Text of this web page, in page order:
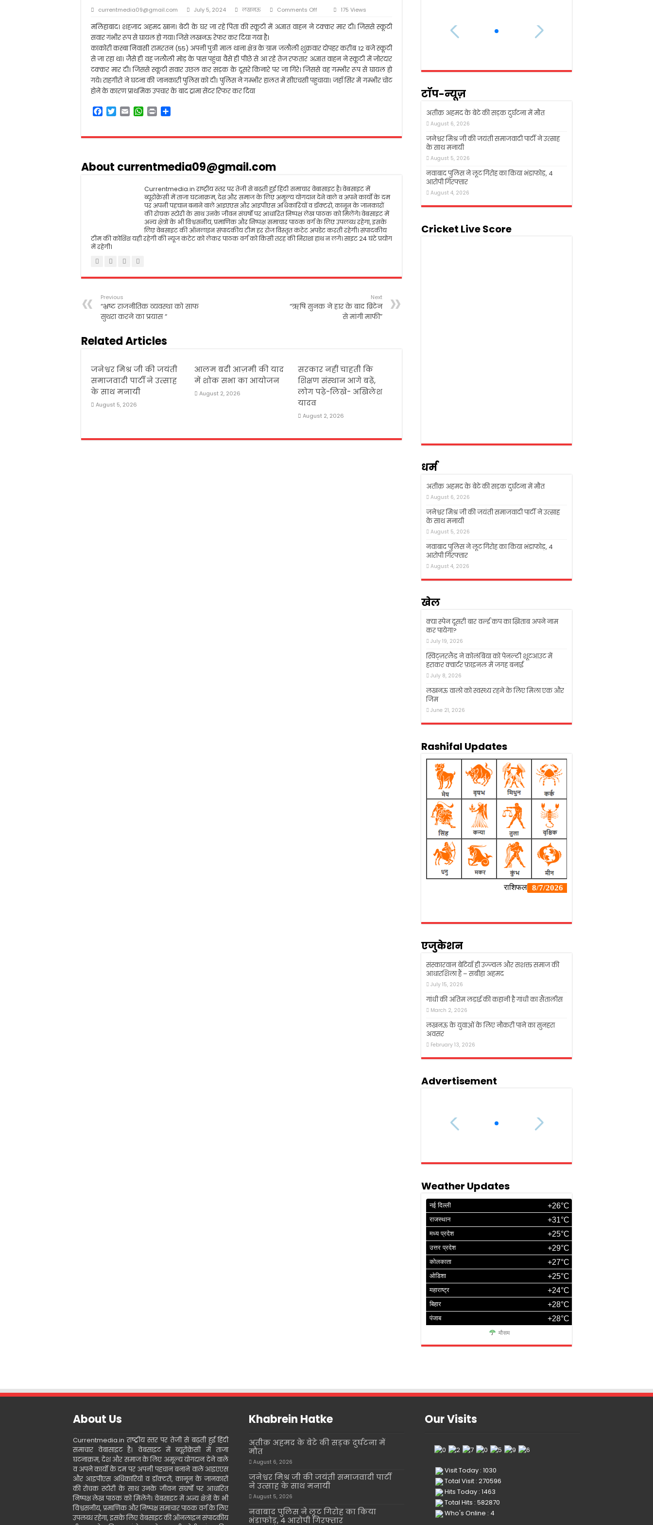
सरकार नहीं चाहती कि शिक्षण संस्थान आगे बढ़ें, लोग पढ़े-लिखे- अखिलेश यादव
स्कूल से घर लौट रहे छात्र की सडक हादसा में दर्दनाक मौत
currentmedia09@gmail.com July 5, 2024 लखनऊ Comments Off
सवार
वाहन
ने
मारी
टक्कर,
हालत
175 Views
मलिहाबाद। शहजाद अहमद खान। बेटी के घर जा रहे पिता की स्कूटी में अज्ञात वाहन ने टक्कर मार दी। जिससे स्कूटी
सवार गंभीर रूप से घायल हो गया। जिसे लखनऊ रेफर कर दिया गया है।
काकोरी कस्बा निवासी रामरतन (55) अपनी पुत्री माल थाना क्षेत्र के ग्राम जलौली शुक्रवार दोपहर करीब 12 बजे स्कूटी
से जा रहा था। जैसे ही वह जलौली मोड़ के पास पहुंचा वैसे ही पीछे से आ रहे तेज रफतार अज्ञात वाहन ने स्कूटी में जोरदार
टक्कर मार दी। जिससे स्कूटी सवार उछल कर सड़क के दूसरे किनारे पर जा गिरे। जिससे वह गम्भीर रूप से घायल हो
गये। राहगीरो ने घटना की जानकारी पुलिस को दी। पुलिस ने गम्भीर हालत में सीएचसी पहुचाया। जहाँ सिर में गम्भीर चोट
होने के कारण प्राथमिक उपचार के बाद ट्रामा सेंटर रिफर कर दिया
F
e
o
T
t
r
E
i
W
t
p
P
n
r
About currentmedia09@gmail.com
Currentmedia.in राष्ट्रीय स्तर पर तेजी से बढ़ती हुई हिंदी समाचार वेबासाइट है। वेबसाइट में
ब्यूरोक्रेसी में ताजा घटनाक्रम, देश और समाज के लिए अमूल्य योगदान देने वाले व अपने कार्यो के दम
पर अपनी पहचान बनाने वाले आइएएस और आइपीएस अधिकारियों व डॉक्टरो, कानून के जानकारों
की रोचक स्टोरी के साथ उनके जीवन संघर्षो पर आधारित निष्पक्ष लेख पाठक को मिलेंगे। वेबसाइट में
अन्य क्षेत्रों के भी विश्वसनीय, प्रमाणिक और निष्पक्ष समाचार पाठक वर्ग के लिए उपलब्ध रहेगा, इसके
लिए वेबसाइट की ऑनलाइन संपादकीय टीम हर रोज विस्तृत कंटेट अपडेट करती रहेगी। संपादकीय
टीम की कोशिश यही रहेगी की न्यूज कंटेट को लेकर पाठक वर्ग को किसी तरह की निराशा हाथ न लगे। साइट 24 घंटे प्रयोग
में रहेगी।
Previous
“भ्रष्ट राजनीतिक व्यवस्था को साफ
सुथरा करने का प्रयास “
Next
“ऋषि सुनक ने हार के बाद ब्रिटेन
से मांगी माफी”
Related Articles
जनेश्वर मिश्र जी की जयंती
समाजवादी पार्टी ने उत्साह
के साथ मनायी
August 5, 2026
आलम बदी आज़मी की याद
में शोक सभा का आयोजन
August 2, 2026
सरकार नहीं चाहती कि
शिक्षण संस्थान आगे बढ़ें,
लोग पढ़े-लिखे- अखिलेश
यादव
August 2, 2026
टॉप-न्यूज़
अतीक़ अहमद के बेटे की सड़क दुर्घटना में मौत
August 6, 2026
जनेश्वर मिश्र जी की जयंती समाजवादी पार्टी ने उत्साह
के साथ मनायी
August 5, 2026
नवाबाद पुलिस ने लूट गिरोह का किया भंडाफोड़, 4
आरोपी गिरफ्तार
August 4, 2026
Cricket Live Score
धर्म
अतीक़ अहमद के बेटे की सड़क दुर्घटना में मौत
August 6, 2026
जनेश्वर मिश्र जी की जयंती समाजवादी पार्टी ने उत्साह
के साथ मनायी
August 5, 2026
नवाबाद पुलिस ने लूट गिरोह का किया भंडाफोड़, 4
आरोपी गिरफ्तार
August 4, 2026
खेल
क्या स्पेन दूसरी बार वर्ल्ड कप का ख़िताब अपने नाम
कर पायेगा?
July 19, 2026
स्विट्ज़रलैंड ने कोलंबिया को पेनल्टी शूटआउट में
हराकर क्वार्टर फ़ाइनल में जगह बनाई
July 8, 2026
लखनऊ वालो को स्वस्थ्य रहने के लिए मिला एक और
जिम
June 21, 2026
Rashifal Updates
एजुकेशन
संस्कारवान बेटियाँ ही उज्ज्वल और सशक्त समाज की
आधारशिला हैं – सबीहा अहमद
July 15, 2026
गांधी की अंतिम लड़ाई की कहानी है गांधी का सैंतालीस
March 2, 2026
लखनऊ के युवाओं के लिए नौकरी पाने का सुनहरा
अवसर
February 13, 2026
Advertisement
Weather Updates
नई दिल्ली +26°C
राजस्थान +31°C
मध्य प्रदेश +25°C
उत्तर प्रदेश +29°C
कोलकाता +27°C
ओडिशा +25°C
महाराष्ट्र +24°C
बिहार +28°C
पंजाब +28°C
मौसम
About Us
Currentmedia.in राष्ट्रीय स्तर पर तेजी से बढ़ती हुई हिंदी
समाचार वेबासाइट है। वेबसाइट में ब्यूरोक्रेसी में ताजा
घटनाक्रम, देश और समाज के लिए अमूल्य योगदान देने वाले
व अपने कार्यो के दम पर अपनी पहचान बनाने वाले आइएएस
और आइपीएस अधिकारियों व डॉक्टरो, कानून के जानकारों
की रोचक स्टोरी के साथ उनके जीवन संघर्षो पर आधारित
निष्पक्ष लेख पाठक को मिलेंगे। वेबसाइट में अन्य क्षेत्रों के भी
विश्वसनीय, प्रमाणिक और निष्पक्ष समाचार पाठक वर्ग के लिए
उपलब्ध रहेगा, इसके लिए वेबसाइट की ऑनलाइन संपादकीय
Khabrein Hatke
अतीक़ अहमद के बेटे की सड़क दुर्घटना में
मौत
August 6, 2026
जनेश्वर मिश्र जी की जयंती समाजवादी पार्टी
ने उत्साह के साथ मनायी
August 5, 2026
नवाबाद पुलिस ने लूट गिरोह का किया
भंडाफोड़, 4 आरोपी गिरफ्तार
Our Visits
Visit Today : 1030
Total Visit : 270596
Hits Today : 1463
Total Hits : 582870
Who's Online : 4